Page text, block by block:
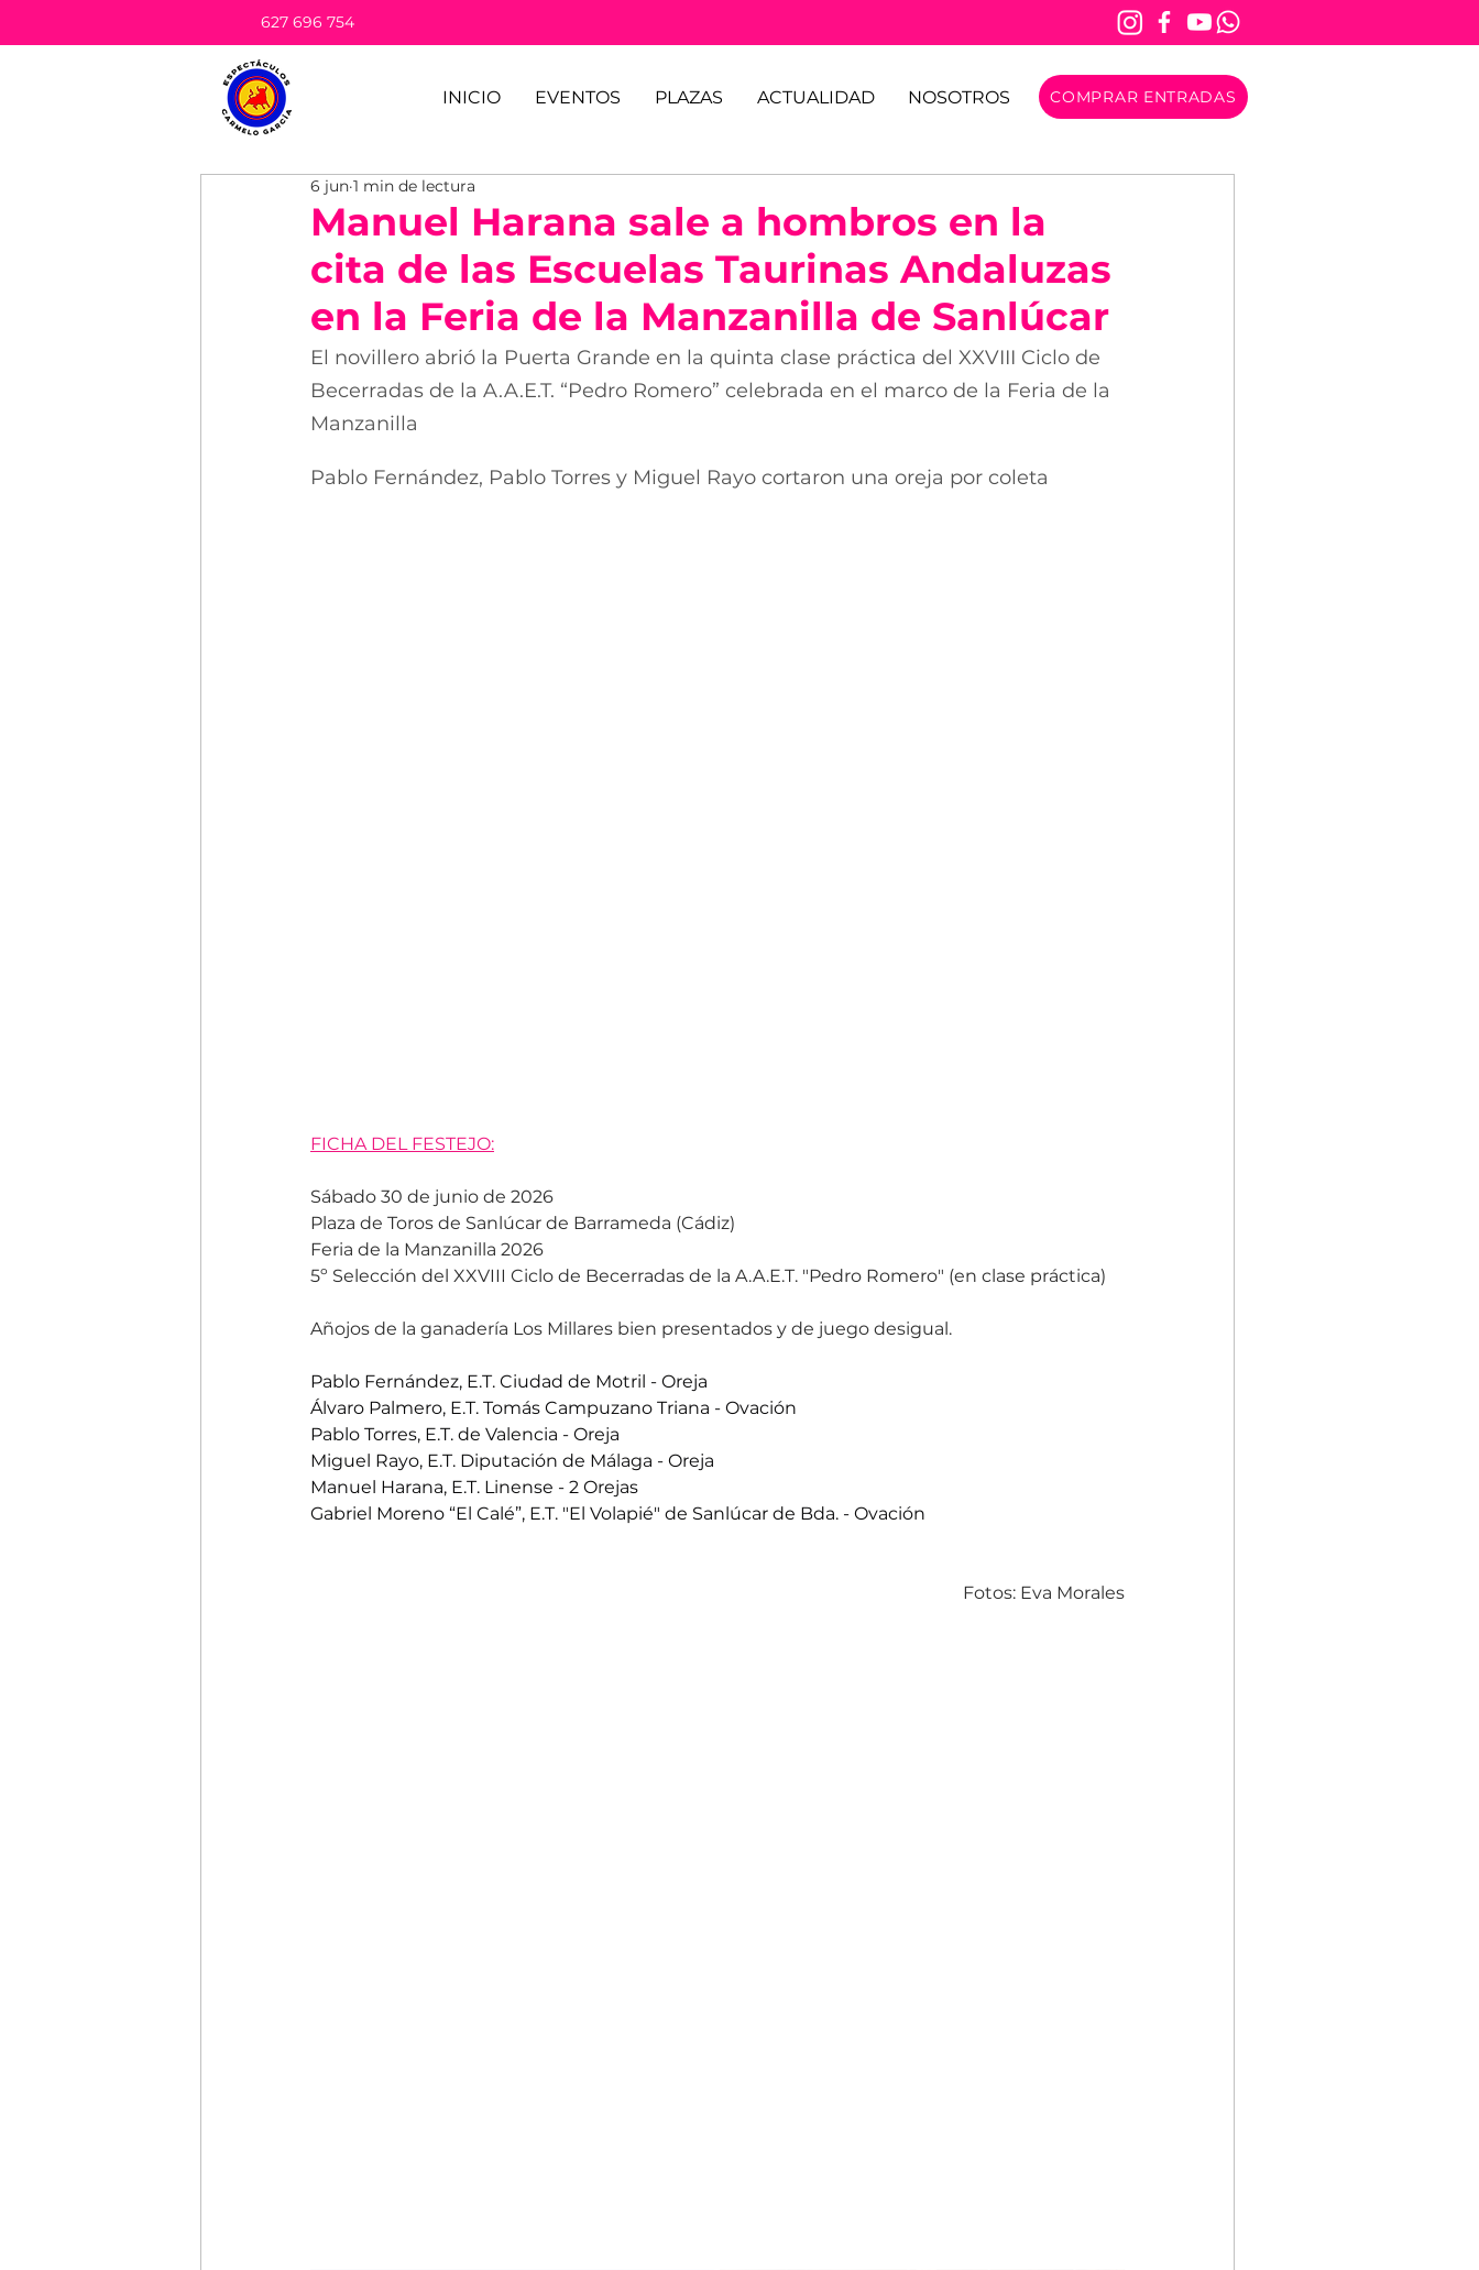
627 696 754
INICIO EVENTOS PLAZAS ACTUALIDAD NOSOTROS COMPRAR ENTRADAS
Manuel Harana sale a hombros en la
cita de las Escuelas Taurinas Andaluzas
en la Feria de la Manzanilla de Sanlúcar
6 jun 1 min de lectura
El novillero abrió la Puerta Grande en la quinta clase práctica del XXVIII Ciclo de
Becerradas de la A.A.E.T. “Pedro Romero” celebrada en el marco de la Feria de la
Manzanilla
Pablo Fernández, Pablo Torres y Miguel Rayo cortaron una oreja por coleta
FICHA DEL FESTEJO:
Sábado 30 de junio de 2026
Plaza de Toros de Sanlúcar de Barrameda (Cádiz)
Feria de la Manzanilla 2026
5º Selección del XXVIII Ciclo de Becerradas de la A.A.E.T. "Pedro Romero" (en clase práctica)
Añojos de la ganadería Los Millares bien presentados y de juego desigual.
Pablo Fernández, E.T. Ciudad de Motril - Oreja
Álvaro Palmero, E.T. Tomás Campuzano Triana - Ovación
Pablo Torres, E.T. de Valencia - Oreja
Miguel Rayo, E.T. Diputación de Málaga - Oreja
Manuel Harana, E.T. Linense - 2 Orejas
Gabriel Moreno “El Calé”, E.T. "El Volapié" de Sanlúcar de Bda. - Ovación
Fotos: Eva Morales